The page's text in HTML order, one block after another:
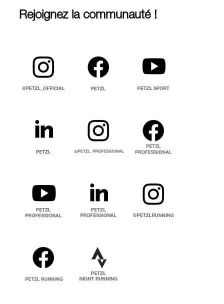
Rejoignez la communauté !